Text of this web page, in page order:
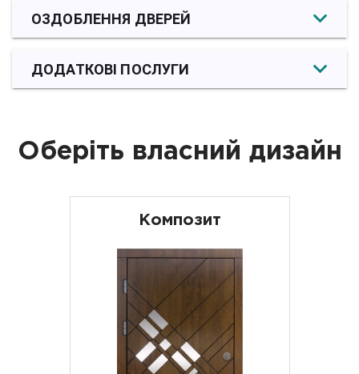
ОЗДОБЛЕННЯ ДВЕРЕЙ
ДОДАТКОВІ ПОСЛУГИ
Оберіть власний дизайн
Композит